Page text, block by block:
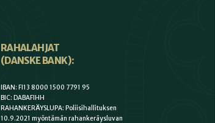
RAHALAHJAT
(DANSKE BANK):
IBAN: FI13 8000 1500 7791 95
BIC: DABAFIHH
RAHANKERÄYSLUPA: Poliisihallituksen
10.9.2021 myöntämän rahankeräysluvan